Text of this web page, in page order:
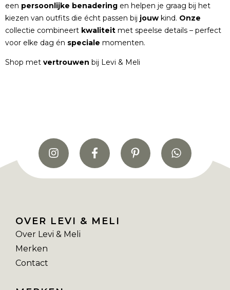
een persoonlijke benadering en helpen je graag bij het
kiezen van outfits die écht passen bij jouw kind. Onze
collectie combineert kwaliteit met speelse details – perfect
voor elke dag én speciale momenten.
Shop met vertrouwen bij Levi & Meli
OVER LEVI & MELI
Over Levi & Meli
Merken
Contact